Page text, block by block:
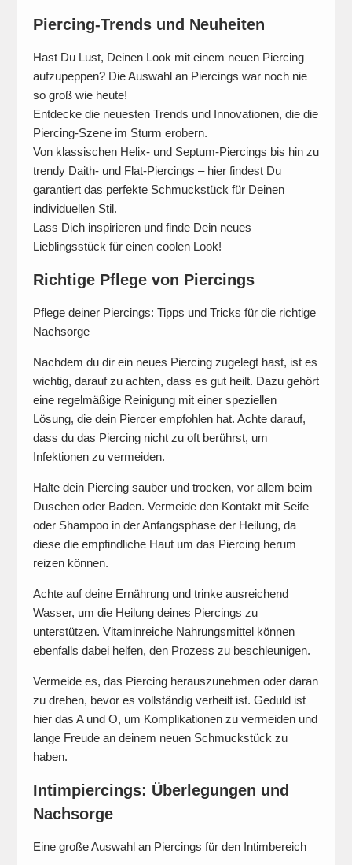
Piercing-Trends und Neuheiten
Hast Du Lust, Deinen Look mit einem neuen Piercing
aufzupeppen? Die Auswahl an Piercings war noch nie
so groß wie heute!
Entdecke die neuesten Trends und Innovationen, die die
Piercing-Szene im Sturm erobern.
Von klassischen Helix- und Septum-Piercings bis hin zu
trendy Daith- und Flat-Piercings – hier findest Du
garantiert das perfekte Schmuckstück für Deinen
individuellen Stil.
Lass Dich inspirieren und finde Dein neues
Lieblingsstück für einen coolen Look!
Richtige Pflege von Piercings
Pflege deiner Piercings: Tipps und Tricks für die richtige
Nachsorge
Nachdem du dir ein neues Piercing zugelegt hast, ist es
wichtig, darauf zu achten, dass es gut heilt. Dazu gehört
eine regelmäßige Reinigung mit einer speziellen
Lösung, die dein Piercer empfohlen hat. Achte darauf,
dass du das Piercing nicht zu oft berührst, um
Infektionen zu vermeiden.
Halte dein Piercing sauber und trocken, vor allem beim
Duschen oder Baden. Vermeide den Kontakt mit Seife
oder Shampoo in der Anfangsphase der Heilung, da
diese die empfindliche Haut um das Piercing herum
reizen können.
Achte auf deine Ernährung und trinke ausreichend
Wasser, um die Heilung deines Piercings zu
unterstützen. Vitaminreiche Nahrungsmittel können
ebenfalls dabei helfen, den Prozess zu beschleunigen.
Vermeide es, das Piercing herauszunehmen oder daran
zu drehen, bevor es vollständig verheilt ist. Geduld ist
hier das A und O, um Komplikationen zu vermeiden und
lange Freude an deinem neuen Schmuckstück zu
haben.
Intimpiercings: Überlegungen und
Nachsorge
Eine große Auswahl an Piercings für den Intimbereich